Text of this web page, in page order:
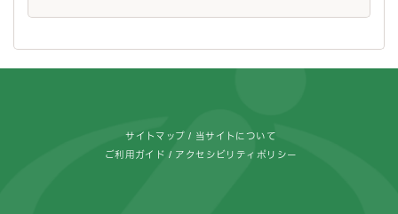
サイトマップ 当サイトについて
ご利用ガイド アクセシビリティポリシー